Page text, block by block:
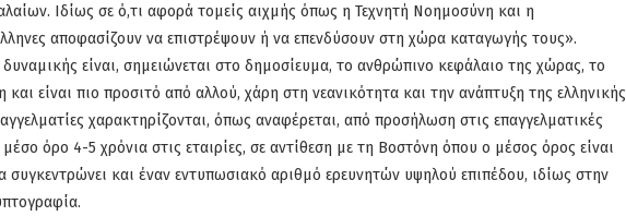
Ιδίως σε ό,τι αφορά τομείς αιχμής όπως η Τεχνητή Νοημοσύνη και η
αποφασίζουν να επιστρέψουν ή να επενδύσουν στη χώρα καταγωγής τους».
είναι, σημειώνεται στο δημοσίευμα, το ανθρώπινο κεφάλαιο της χώρας, το
και είναι πιο προσιτό από αλλού, χάρη στη νεανικότητα και την ανάπτυξη της ελληνικής
χαρακτηρίζονται, όπως αναφέρεται, από προσήλωση στις επαγγελματικές
όρο 4-5 χρόνια στις εταιρίες, σε αντίθεση με τη Βοστόνη όπου ο μέσος όρος είναι
και έναν εντυπωσιακό αριθμό ερευνητών υψηλού επιπέδου, ιδίως στην